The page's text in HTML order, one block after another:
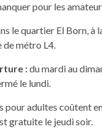
pour les
le quartier El Born, à
de métro L4.
:du mardi au
le lundi.
pour adultes coûtent
gratuite le jeudi soir.